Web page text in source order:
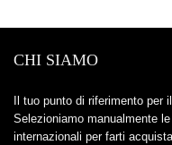
CHI SIAMO
Il tuo punto di riferimento per
Selezioniamo manualmente
internazionali per farti